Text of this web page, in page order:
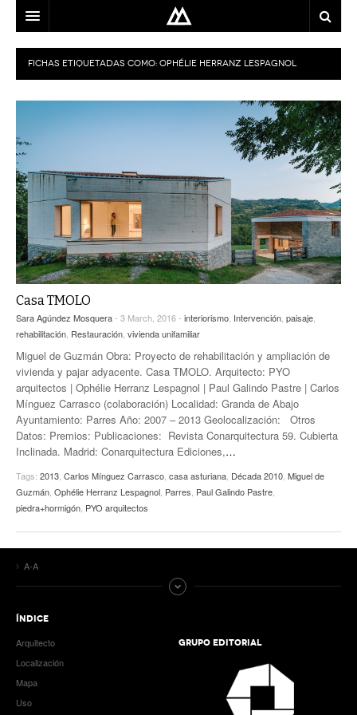
ARQUITECTO
LOCALIZACIÓN
EQUIPO
BLOG
CONTACTO
FICHAS ETIQUETADAS COMO: OPHÉLIE HERRANZ LESPAGNOL
Casa TMOLO
Sara Agúndez Mosquera- 3 March, 2016 - interiorismo Intervención paisaje
rehabilitación Restauración vivienda unifamiliar
Miguel de Guzmán Obra: Proyecto de rehabilitación y ampliación de
vivienda y pajar adyacente. Casa TMOLO. Arquitecto: PYO
arquitectos | Ophélie Herranz Lespagnol | Paul Galindo Pastre | Carlos
Mínguez Carrasco (colaboración) Localidad: Granda de Abajo
Ayuntamiento: Parres Año: 2007 – 2013 Geolocalización: Otros
Datos: Premios: Publicaciones: Revista Conarquitectura 59. Cubierta
Inclinada. Madrid: Conarquitectura Ediciones,…
Tags: 2013 Carlos Mínguez Carrasco casa asturiana Década 2010 Miguel de
Guzmán Ophélie Herranz Lespagnol Parres Paul Galindo Pastre
piedra+hormigón PYO arquitectos
A-A
ÍNDICE
Arquitecto
Localización
Mapa
Uso
GRUPO EDITORIAL